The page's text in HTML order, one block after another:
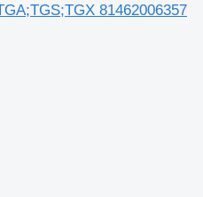
81462006357